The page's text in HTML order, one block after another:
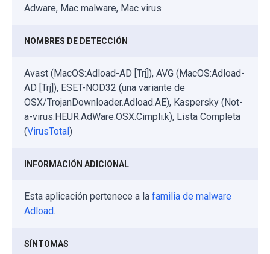
Adware, Mac malware, Mac virus
NOMBRES DE DETECCIÓN
Avast (MacOS:Adload-AD [Trj]), AVG (MacOS:Adload-
AD [Trj]), ESET-NOD32 (una variante de
OSX/TrojanDownloader.Adload.AE), Kaspersky (Not-
a-virus:HEUR:AdWare.OSX.Cimpli.k), Lista Completa
(VirusTotal)
INFORMACIÓN ADICIONAL
Esta aplicación pertenece a la familia de malware
Adload.
SÍNTOMAS